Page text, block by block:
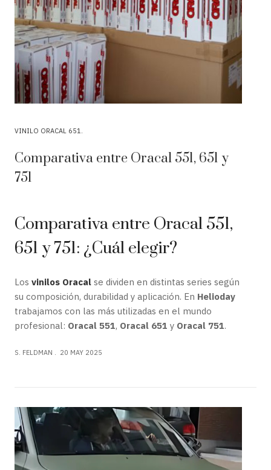
VINILO ORACAL 651
Comparativa entre Oracal 551, 651 y
751
Comparativa entre Oracal 551,
651 y 751: ¿Cuál elegir?
Los vinilos Oracal se dividen en distintas series según
su composición, durabilidad y aplicación. En Helioday
trabajamos con las más utilizadas en el mundo
profesional: Oracal 551, Oracal 651 y Oracal 751.
S. FELDMAN 20 MAY 2025